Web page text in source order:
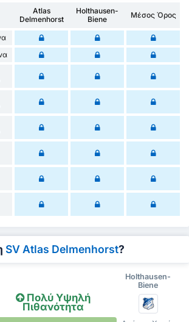
Atlas
Delmenhorst
Holthausen-
Biene
Μέσος Όρος
SV Atlas Delmenhorst?
Holthausen-
Biene
Πολύ Υψηλή
Πιθανότητα